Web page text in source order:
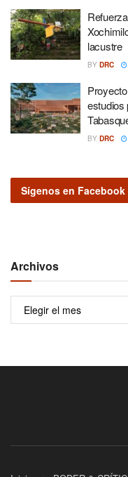
lacustre
BY DRC
estudios
BY DRC
Sígenos en Facebook
Archivos
Archivos